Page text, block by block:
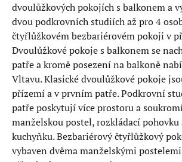
dvoulůžkových pokojích s balkonem a
dvou podkrovních studiích až pro 4
čtyřlůžkovém bezbariérovém pokoji v
Dvoulůžkové pokoje s balkonem se
patře a kromě posezení na balkoně
Vltavu. Klasické dvoulůžkové pokoje
přízemí a v prvním patře. Podkrovní
patře poskytují více prostoru a
manželskou postel, rozkládací pohovku
kuchyňku. Bezbariérový čtyřlůžkový
vybaven dvěma manželskými